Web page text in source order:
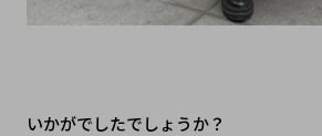
いかがでしたでしょうか？